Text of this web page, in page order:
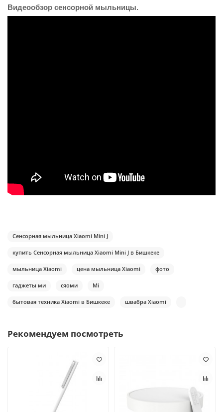
Видеообзор сенсорной мыльницы.
Сенсорная мыльница Xiaomi Mini J
купить Сенсорная мыльница Xiaomi Mini J в Бишкеке
мыльница Xiaomi цена мыльница Xiaomi фото
гаджеты ми сяоми Mi
бытовая техника Xiaomi в Бишкеке швабра Xiaomi
Рекомендуем посмотреть